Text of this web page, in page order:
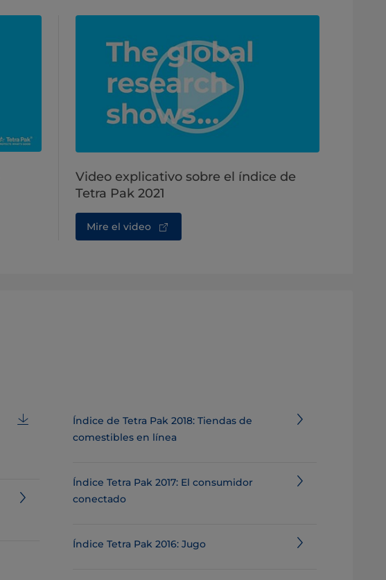
Video explicativo sobre el índice de
Tetra Pak 2021
Mire el video
Índice de Tetra Pak 2018: Tiendas de
comestibles en línea
Índice Tetra Pak 2017: El consumidor
conectado
Índice Tetra Pak 2016: Jugo